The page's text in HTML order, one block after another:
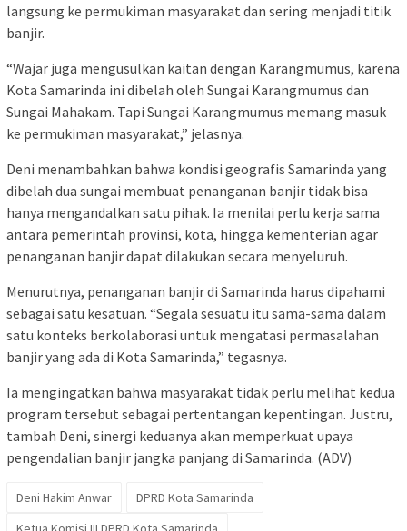
langsung ke permukiman masyarakat dan sering menjadi titik
banjir.
“Wajar juga mengusulkan kaitan dengan Karangmumus, karena
Kota Samarinda ini dibelah oleh Sungai Karangmumus dan
Sungai Mahakam. Tapi Sungai Karangmumus memang masuk
ke permukiman masyarakat,” jelasnya.
Deni menambahkan bahwa kondisi geografis Samarinda yang
dibelah dua sungai membuat penanganan banjir tidak bisa
hanya mengandalkan satu pihak. Ia menilai perlu kerja sama
antara pemerintah provinsi, kota, hingga kementerian agar
penanganan banjir dapat dilakukan secara menyeluruh.
Menurutnya, penanganan banjir di Samarinda harus dipahami
sebagai satu kesatuan. “Segala sesuatu itu sama-sama dalam
satu konteks berkolaborasi untuk mengatasi permasalahan
banjir yang ada di Kota Samarinda,” tegasnya.
Ia mengingatkan bahwa masyarakat tidak perlu melihat kedua
program tersebut sebagai pertentangan kepentingan. Justru,
tambah Deni, sinergi keduanya akan memperkuat upaya
pengendalian banjir jangka panjang di Samarinda. (ADV)
Deni Hakim Anwar
DPRD Kota Samarinda